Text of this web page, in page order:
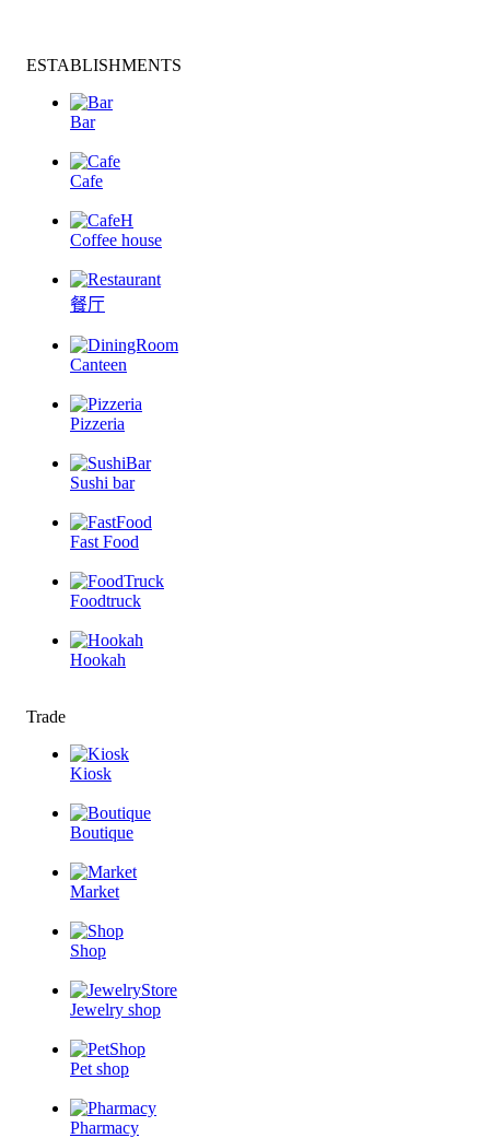
ESTABLISHMENTS
Bar
Cafe
Coffee house
餐厅
Canteen
Pizzeria
Sushi bar
Fast Food
Foodtruck
Hookah
Trade
Kiosk
Boutique
Market
Shop
Jewelry shop
Pet shop
Pharmacy